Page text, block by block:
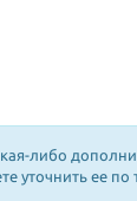
либо
уточнить ее по